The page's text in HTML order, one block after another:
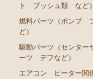
エンジンパーツ
クラウン/クラウンマ
エンジンパーツ
エンジンパーツ
ト ブッシュ類 など）
燃料パーツ（ポンプ
ど）
駆動パーツ（センター
ーツ デフなど）
エアコン ヒーター関